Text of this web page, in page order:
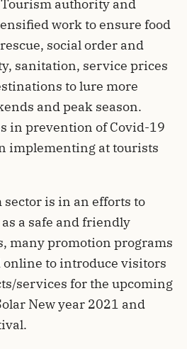
authority and
work to ensure food
social order and
sanitation, service prices
to lure more
and peak season.
in prevention of Covid-19
implementing at tourists
is in an efforts to
a safe and friendly
many promotion programs
online to introduce visitors
services for the upcoming
New year 2021 and